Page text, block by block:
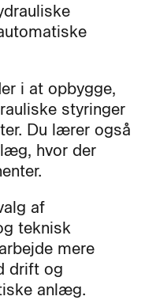
i at opbygge,
styringer
Du lærer også
hvor der
af
teknisk
mere
drift og
anlæg.